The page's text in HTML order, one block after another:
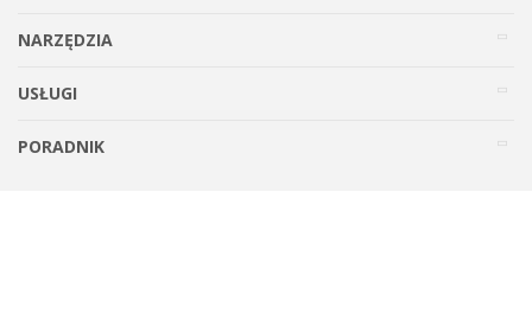
NARZĘDZIA
USŁUGI
PORADNIK